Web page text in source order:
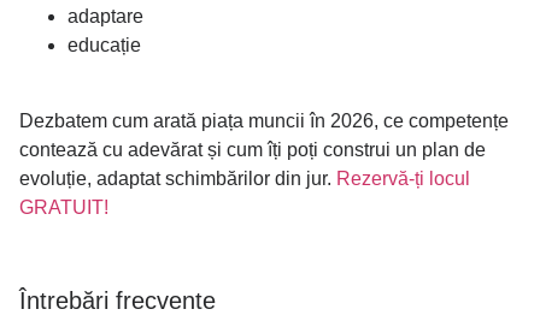
adaptare
educație
Dezbatem cum arată piața muncii în 2026, ce competențe
contează cu adevărat și cum îți poți construi un plan de
evoluție, adaptat schimbărilor din jur. Rezervă-ți locul
GRATUIT!
Întrebări frecvente